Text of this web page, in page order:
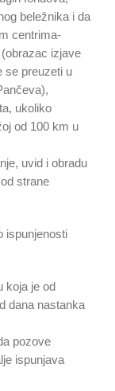
beležnika i da
centrima-
izjave
se preuzeti u
ukoliko
od 100 km u
uvid i obradu
strane
ispunjenosti
koja je od
dana nastanka
pozove
ispunjava